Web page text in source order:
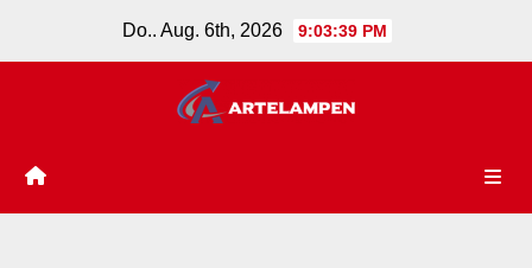
Do.. Aug. 6th, 2026 9:03:40 PM